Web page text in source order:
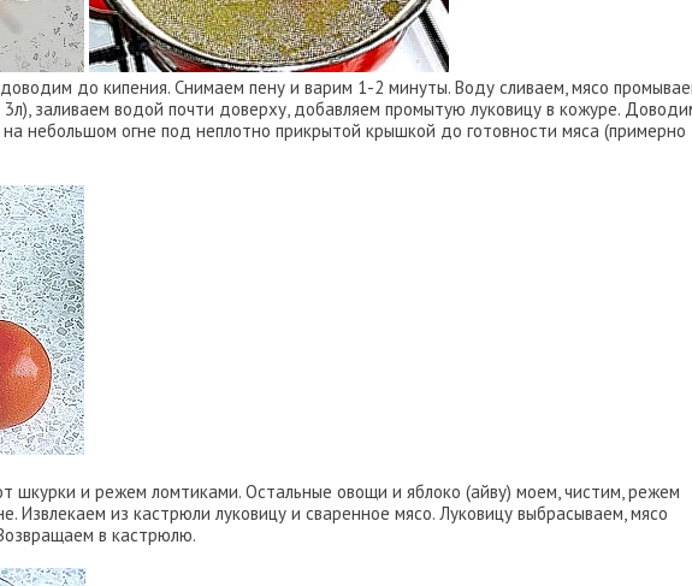
до кипения. Снимаем пену и варим 1-2 минуты. Воду сливаем, мясо
заливаем водой почти доверху, добавляем промытую луковицу в кожуре.
небольшом огне под неплотно прикрытой крышкой до готовности мяса (примерно
и режем ломтиками. Остальные овощи и яблоко (айву) моем, чистим, режем
Извлекаем из кастрюли луковицу и сваренное мясо. Луковицу выбрасываем, мясо
в кастрюлю.